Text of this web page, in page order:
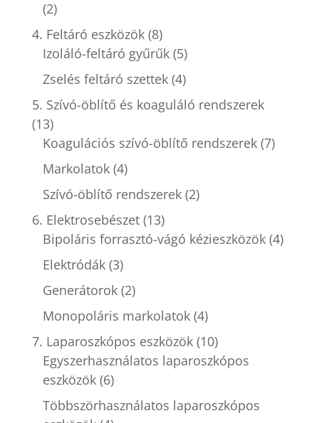
(2)
4. Feltáró eszközök (8)
Izoláló-feltáró gyűrűk (5)
Zselés feltáró szettek (4)
5. Szívó-öblítő és koaguláló rendszerek
(13)
Koagulációs szívó-öblítő rendszerek (7)
Markolatok (4)
Szívó-öblítő rendszerek (2)
6. Elektrosebészet (13)
Bipoláris forrasztó-vágó kézieszközök (4)
Elektródák (3)
Generátorok (2)
Monopoláris markolatok (4)
7. Laparoszkópos eszközök (10)
Egyszerhasználatos laparoszkópos
eszközök (6)
Többszörhasználatos laparoszkópos